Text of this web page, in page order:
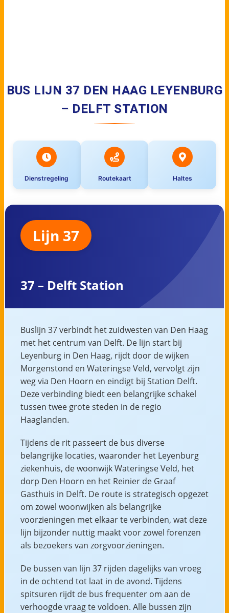
BUS LIJN 37 DEN HAAG LEYENBURG
– DELFT STATION
Dienstregeling Routekaart Haltes
Lijn 37
37 – Delft Station
Buslijn 37 verbindt het zuidwesten van Den Haag
met het centrum van Delft. De lijn start bij
Leyenburg in Den Haag, rijdt door de wijken
Morgenstond en Wateringse Veld, vervolgt zijn
weg via Den Hoorn en eindigt bij Station Delft.
Deze verbinding biedt een belangrijke schakel
tussen twee grote steden in de regio
Haaglanden.
Tijdens de rit passeert de bus diverse
belangrijke locaties, waaronder het Leyenburg
ziekenhuis, de woonwijk Wateringse Veld, het
dorp Den Hoorn en het Reinier de Graaf
Gasthuis in Delft. De route is strategisch opgezet
om zowel woonwijken als belangrijke
voorzieningen met elkaar te verbinden, wat deze
lijn bijzonder nuttig maakt voor zowel forenzen
als bezoekers van zorgvoorzieningen.
De bussen van lijn 37 rijden dagelijks van vroeg
in de ochtend tot laat in de avond. Tijdens
spitsuren rijdt de bus frequenter om aan de
verhoogde vraag te voldoen. Alle bussen zijn